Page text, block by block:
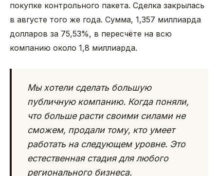
покупке контрольного пакета. Сделка закрылась
в августе того же года. Сумма, 1,357 миллиарда
долларов за 75,53%, в пересчёте на всю
компанию около 1,8 миллиарда.
Мы хотели сделать большую
публичную компанию. Когда поняли,
что больше расти своими силами не
сможем, продали тому, кто умеет
работать на следующем уровне. Это
естественная стадия для любого
регионального бизнеса.